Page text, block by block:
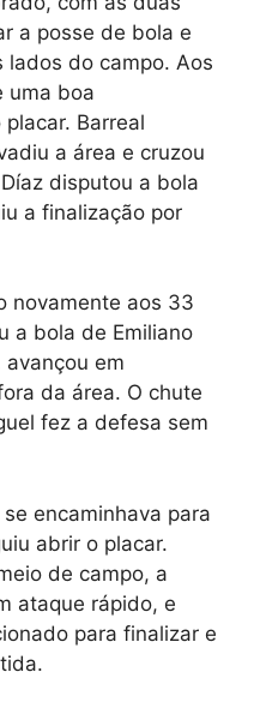
a posse de bola e
lados do campo. Aos
uma boa
Barreal
a área e cruzou
disputou a bola
a finalização por
novamente aos 33
a bola de Emiliano
em
da área. O chute
fez a defesa sem
encaminhava para
abrir o placar.
de campo, a
ataque rápido, e
para finalizar e